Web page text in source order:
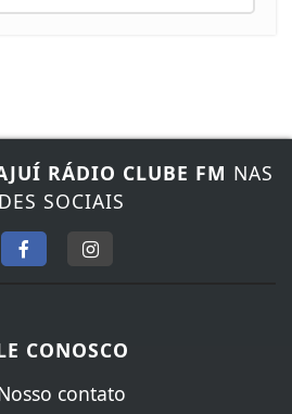
RÁDIO CLUBE FM NAS
SOCIAIS
CONOSCO
contato